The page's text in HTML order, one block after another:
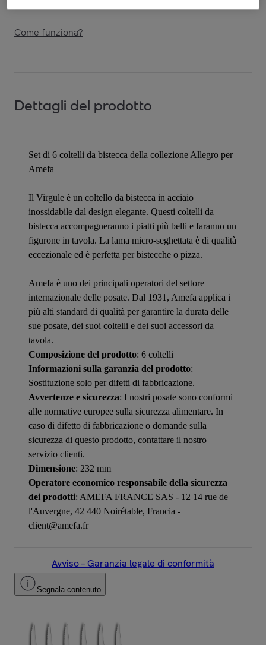
Come funziona?
Dettagli del prodotto
Set di 6 coltelli da bistecca della collezione Allegro per
Amefa
Il Virgule è un coltello da bistecca in acciaio
inossidabile dal design elegante. Questi coltelli da
bistecca accompagneranno i piatti più belli e faranno un
figurone in tavola. La lama micro-seghettata è di qualità
eccezionale ed è perfetta per bistecche o pizza.
Amefa è uno dei principali operatori del settore
internazionale delle posate. Dal 1931, Amefa applica i
più alti standard di qualità per garantire la durata delle
sue posate, dei suoi coltelli e dei suoi accessori da
tavola.
Composizione del prodotto: 6 coltelli
Informazioni sulla garanzia del prodotto:
Sostituzione solo per difetti di fabbricazione.
Avvertenze e sicurezza: I nostri posate sono conformi
alle normative europee sulla sicurezza alimentare. In
caso di difetto di fabbricazione o domande sulla
sicurezza di questo prodotto, contattare il nostro
servizio clienti.
Dimensione: 232 mm
Operatore economico responsabile della sicurezza
dei prodotti: AMEFA FRANCE SAS - 12 14 rue de
l'Auvergne, 42 440 Noirétable, Francia -
client@amefa.fr
Avviso – Garanzia legale di conformità
Segnala contenuto